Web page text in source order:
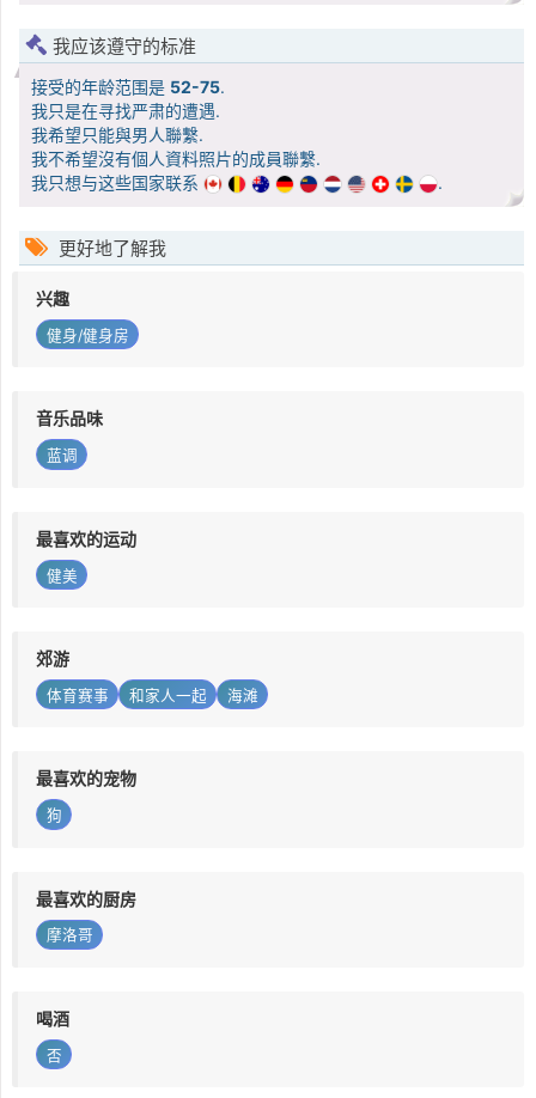
我应该遵守的标准
接受的年龄范围是 52-75.
我只是在寻找严肃的遭遇.
我希望只能與男人聯繫.
我不希望沒有個人資料照片的成員聯繫.
我只想与这些国家联系
.
更好地了解我
兴趣
健身/健身房
音乐品味
蓝调
最喜欢的运动
健美
郊游
体育赛事 和家人一起 海滩
最喜欢的宠物
狗
最喜欢的厨房
摩洛哥
喝酒
否